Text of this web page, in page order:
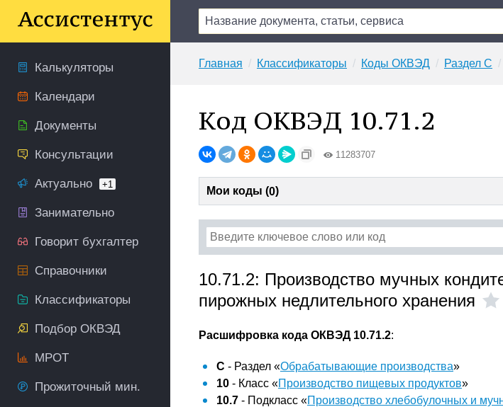
Калькуляторы
Календари
Документы
Консультации
Актуально +1
Занимательно
Говорит бухгалтер
Справочники
Классификаторы
Подбор ОКВЭД
МРОТ
Прожиточный мин.
Главная Классификаторы Коды ОКВЭД Раздел C
Код ОКВЭД 10.71.2
11283707
Мои коды (0)
10.71.2: Производство мучных
пирожных недлительного хранения
Расшифровка кода ОКВЭД 10.71.2:
C - Раздел «Обрабатывающие производства»
10 - Класс «Производство пищевых продуктов»
10.7 - Подкласс «Производство хлебобулочных и